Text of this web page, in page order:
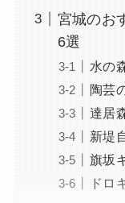
宮城のお
6選
水の
陶芸
達居
新堤
旗坂
ドロ